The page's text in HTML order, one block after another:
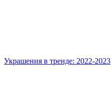
Украшения в тренде: 2022-2023